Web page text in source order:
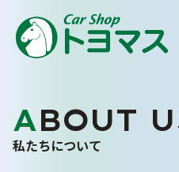
トヨマスクオリティ
ABOUT
私たちについて